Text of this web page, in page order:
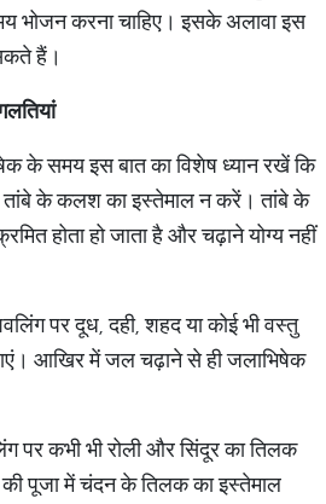
भोजन करना चाहिए। इसके अलावा इस
हैं।
के समय इस बात का विशेष ध्यान रखें कि
के कलश का इस्तेमाल न करें। तांबे के
होता हो जाता है और चढ़ाने योग्य नहीं
पर दूध, दही, शहद या कोई भी वस्तु
आखिर में जल चढ़ाने से ही जलाभिषेक
पर कभी भी रोली और सिंदूर का तिलक
की पूजा में चंदन के तिलक का इस्तेमाल